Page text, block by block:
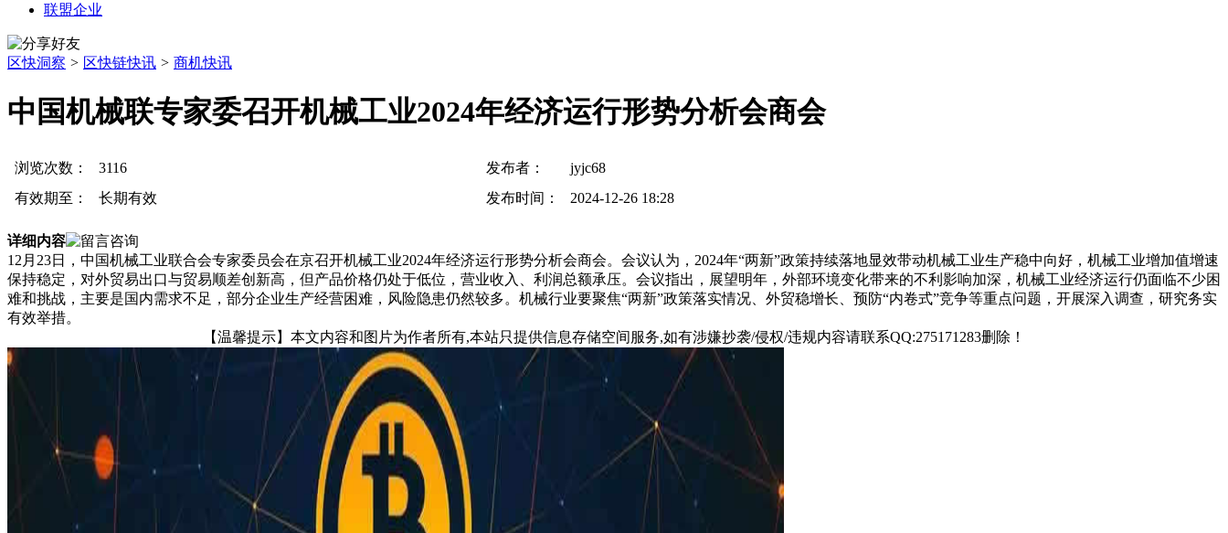
联盟企业
区快洞察 > 区快链快讯 > 商机快讯
中国机械联专家委召开机械工业2024年经济运行形势分析会商会
浏览次数： 3116 发布者：
jyjc68
有效期至：
长期有效 发布时间： 2024-12-26 18:28
详细内容
12月23日，中国机械工业联合会专家委员会在京召开机械工业2024年经济运行形势分析会商会。会议认为，2024年“两新”政策持续落地显效带动机械工业生产稳中向好，机械工业增加值增速
保持稳定，对外贸易出口与贸易顺差创新高，但产品价格仍处于低位，营业收入、利润总额承压。会议指出，展望明年，外部环境变化带来的不利影响加深，机械工业经济运行仍面临不少困
难和挑战，主要是国内需求不足，部分企业生产经营困难，风险隐患仍然较多。机械行业要聚焦“两新”政策落实情况、外贸稳增长、预防“内卷式”竞争等重点问题，开展深入调查，研究务实
有效举措。
【温馨提示】本文内容和图片为作者所有,本站只提供信息存储空间服务,如有涉嫌抄袭/侵权/违规内容请联系QQ:275171283删除！